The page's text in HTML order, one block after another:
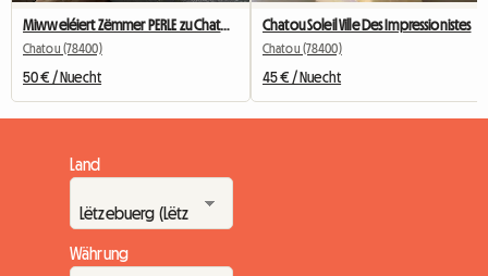
Miwweléiert Zëmmer PERLE zu Chatou mat privatem Buedzëmmer
Chatou (78400)
50 € / Nuecht
Chatou Soleil Ville Des Impressionistes
Chatou (78400)
45 € / Nuecht
Land
Währung